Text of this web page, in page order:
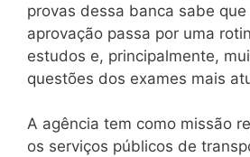
provas dessa banca sabe
aprovação passa por uma
estudos e, principalmente,
questões dos exames mais
A agência tem como missão
os serviços públicos de